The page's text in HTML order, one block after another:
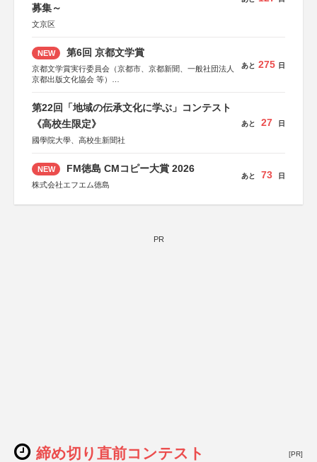
募集～
文京区
NEW 第6回 京都文学賞
京都文学賞実行委員会（京都市、京都新聞、一般社団法人
京都出版文化協会 等）
集英社、小学館、祥伝社、新潮社、淡交社、ちいさいミシ
マ社、徳間書店、早川書房、PHP研究所、双葉社、文藝春
あと 275 日
第22回「地域の伝承文化に学ぶ」コンテスト
《高校生限定》
國學院大學、高校生新聞社
あと 27 日
NEW FM徳島 CMコピー大賞 2026
株式会社エフエム徳島
あと 73 日
PR
締め切り直前コンテスト [PR]